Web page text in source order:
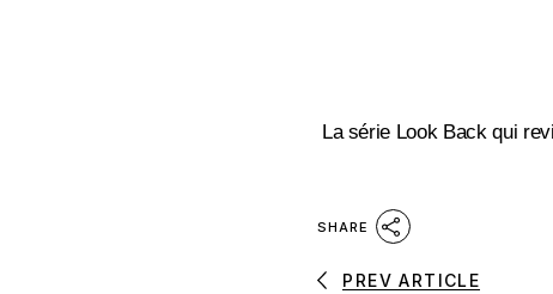
La série Look Back qui
SHARE
PREV ARTICLE